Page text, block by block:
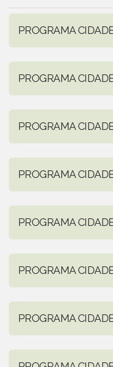
PROGRAMA
PROGRAMA
PROGRAMA
PROGRAMA
PROGRAMA
PROGRAMA
PROGRAMA